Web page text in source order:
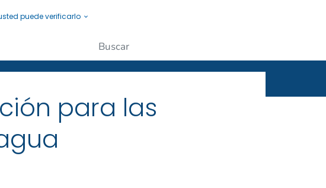
puede verificarlo
Protegemos a la gente.
para las